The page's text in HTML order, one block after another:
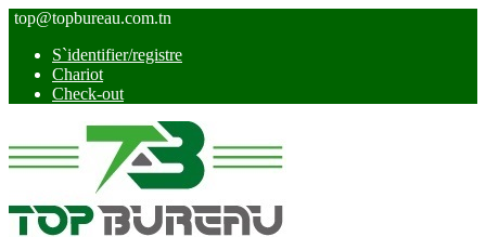
top@topbureau.com.tn
S`identifier/registre
Chariot
Check-out